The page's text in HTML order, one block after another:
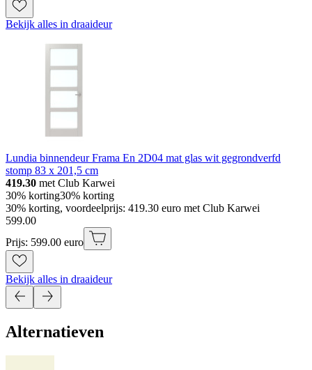
Bekijk alles in draaideur
Lundia binnendeur Frama En 2D04 mat glas wit gegrondverfd
stomp 83 x 201,5 cm
419.30 met Club Karwei
30% korting30% korting
30% korting, voordeelprijs: 419.30 euro met Club Karwei
599.00
Prijs: 599.00 euro
Bekijk alles in draaideur
Alternatieven